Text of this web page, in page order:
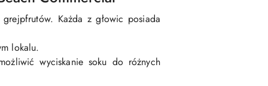
Każda z głowic posiada
lokalu.
wyciskanie soku do różnych